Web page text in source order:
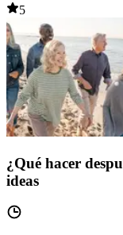
5
¿Qué hacer
ideas